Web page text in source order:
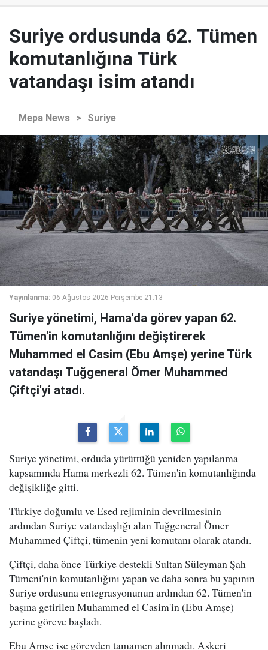
Suriye ordusunda 62. Tümen
komutanlığına Türk
vatandaşı isim atandı
Mepa News > Suriye
Yayınlanma: 06 Ağustos 2026 Perşembe 21:13
Suriye yönetimi, Hama'da görev yapan 62.
Tümen'in komutanlığını değiştirerek
Muhammed el Casim (Ebu Amşe) yerine Türk
vatandaşı Tuğgeneral Ömer Muhammed
Çiftçi'yi atadı.
Suriye yönetimi, orduda yürüttüğü yeniden yapılanma
kapsamında Hama merkezli 62. Tümen'in komutanlığında
değişikliğe gitti.
Türkiye doğumlu ve Esed rejiminin devrilmesinin
ardından Suriye vatandaşlığı alan Tuğgeneral Ömer
Muhammed Çiftçi, tümenin yeni komutanı olarak atandı.
Çiftçi, daha önce Türkiye destekli Sultan Süleyman Şah
Tümeni'nin komutanlığını yapan ve daha sonra bu yapının
Suriye ordusuna entegrasyonunun ardından 62. Tümen'in
başına getirilen Muhammed el Casim'in (Ebu Amşe)
yerine göreve başladı.
Ebu Amşe ise görevden tamamen alınmadı. Askeri